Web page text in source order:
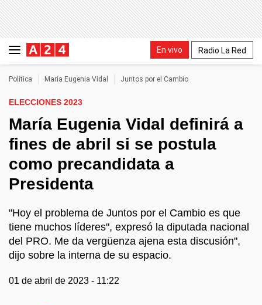
En vivo Radio La Red
Política María Eugenia Vidal Juntos por el Cambio
ELECCIONES 2023
María Eugenia Vidal definirá a
fines de abril si se postula
como precandidata a
Presidenta
"Hoy el problema de Juntos por el Cambio es que
tiene muchos líderes", expresó la diputada nacional
del PRO. Me da vergüenza ajena esta discusión",
dijo sobre la interna de su espacio.
01 de abril de 2023 - 11:22